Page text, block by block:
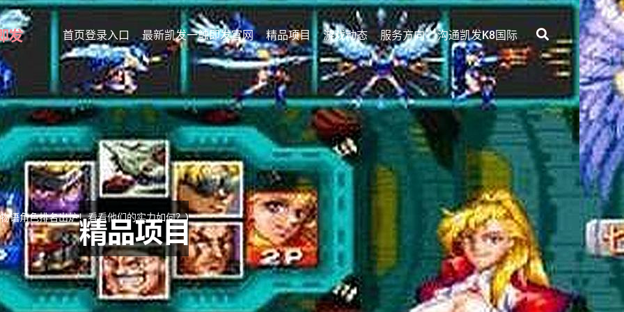
首页登录入口 最新凯发一触即发官网 精品项目 游戏动态 服务方向 沟通凯发k8国际
语角色排名出炉！看看他们的实力如何？)